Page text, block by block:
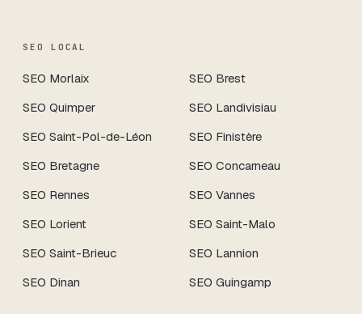
SEO LOCAL
SEO Morlaix SEO Brest
SEO Quimper SEO Landivisiau
SEO Saint-Pol-de-Léon SEO Finistère
SEO Bretagne SEO Concarneau
SEO Rennes SEO Vannes
SEO Lorient SEO Saint-Malo
SEO Saint-Brieuc SEO Lannion
SEO Dinan SEO Guingamp